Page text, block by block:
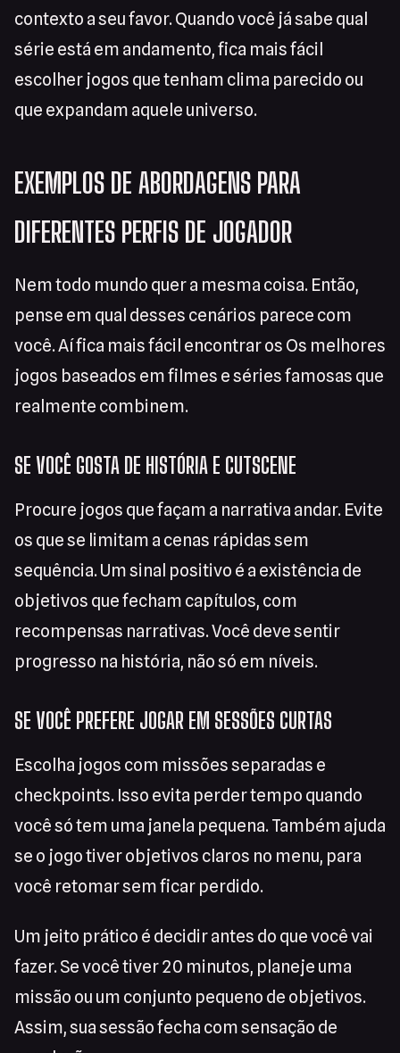
contexto a seu favor. Quando você já sabe qual
série está em andamento, fica mais fácil
escolher jogos que tenham clima parecido ou
que expandam aquele universo.
EXEMPLOS DE ABORDAGENS PARA
DIFERENTES PERFIS DE JOGADOR
Nem todo mundo quer a mesma coisa. Então,
pense em qual desses cenários parece com
você. Aí fica mais fácil encontrar os Os melhores
jogos baseados em filmes e séries famosas que
realmente combinem.
SE VOCÊ GOSTA DE HISTÓRIA E CUTSCENE
Procure jogos que façam a narrativa andar. Evite
os que se limitam a cenas rápidas sem
sequência. Um sinal positivo é a existência de
objetivos que fecham capítulos, com
recompensas narrativas. Você deve sentir
progresso na história, não só em níveis.
SE VOCÊ PREFERE JOGAR EM SESSÕES CURTAS
Escolha jogos com missões separadas e
checkpoints. Isso evita perder tempo quando
você só tem uma janela pequena. Também ajuda
se o jogo tiver objetivos claros no menu, para
você retomar sem ficar perdido.
Um jeito prático é decidir antes do que você vai
fazer. Se você tiver 20 minutos, planeje uma
missão ou um conjunto pequeno de objetivos.
Assim, sua sessão fecha com sensação de